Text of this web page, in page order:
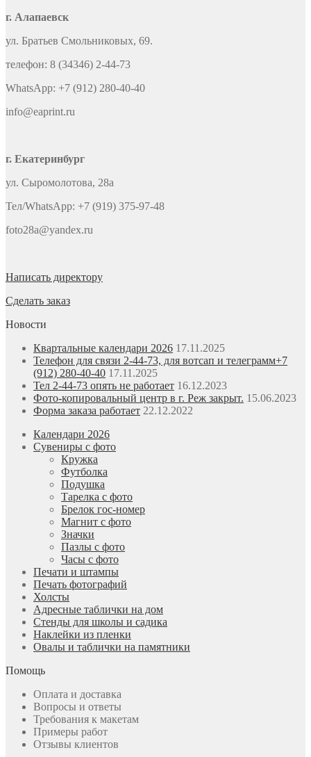
г. Алапаевск
ул. Братьев Смольниковых, 69.
телефон: 8 (34346) 2-44-73
WhatsApp: +7 (912) 280-40-40
info@eaprint.ru
г. Екатеринбург
ул. Сыромолотова, 28а
Тел/WhatsApp: +7 (919) 375-97-48
foto28a@yandex.ru
Написать директору
Сделать заказ
Новости
Квартальные календари 2026 17.11.2025
Телефон для связи 2-44-73, для вотсап и телеграмм+7
(912) 280-40-40 17.11.2025
Тел 2-44-73 опять не работает 16.12.2023
Фото-копировальный центр в г. Реж закрыт. 15.06.2023
Форма заказа работает 22.12.2022
Календари 2026
Сувениры с фото
Кружка
Футболка
Подушка
Тарелка с фото
Брелок гос-номер
Магнит с фото
Значки
Пазлы с фото
Часы с фото
Печати и штампы
Печать фотографий
Холсты
Адресные таблички на дом
Стенды для школы и садика
Наклейки из пленки
Овалы и таблички на памятники
Помощь
Оплата и доставка
Вопросы и ответы
Требования к макетам
Примеры работ
Отзывы клиентов